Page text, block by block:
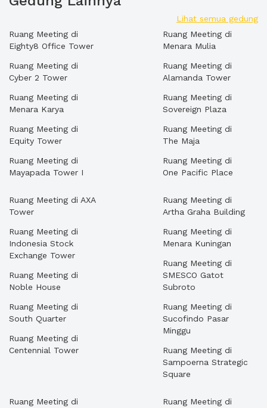
Lihat semua gedung
Ruang Meeting di
Eighty8 Office Tower
Ruang Meeting di
Cyber 2 Tower
Ruang Meeting di
Menara Karya
Ruang Meeting di
Equity Tower
Ruang Meeting di
Mayapada Tower I
Ruang Meeting di
Menara Mulia
Ruang Meeting di
Alamanda Tower
Ruang Meeting di
Sovereign Plaza
Ruang Meeting di
The Maja
Ruang Meeting di
One Pacific Place
Ruang Meeting di AXA
Tower
Ruang Meeting di
Indonesia Stock
Exchange Tower
Ruang Meeting di
Noble House
Ruang Meeting di
South Quarter
Ruang Meeting di
Centennial Tower
Ruang Meeting di
Artha Graha Building
Ruang Meeting di
Menara Kuningan
Ruang Meeting di
SMESCO Gatot
Subroto
Ruang Meeting di
Sucofindo Pasar
Minggu
Ruang Meeting di
Sampoerna Strategic
Square
Ruang Meeting di
Ruang Meeting di